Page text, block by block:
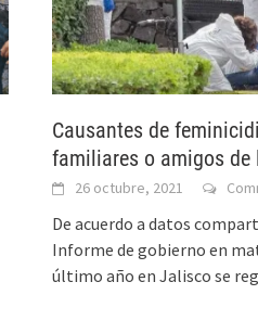
Causantes de
familiares o amigos
26 octubre, 2021
De acuerdo a datos
Informe de gobierno en
último año en Jalisco se